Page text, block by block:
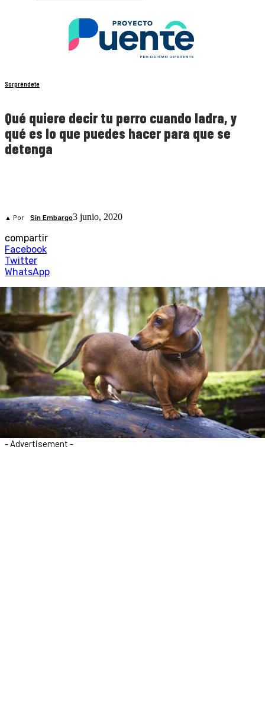
Sorpréndete
Qué quiere decir tu perro cuando ladra, y
qué es lo que puedes hacer para que se
detenga
▲ Por Sin Embargo3 junio, 2020
compartir
Facebook
Twitter
WhatsApp
- Advertisement -